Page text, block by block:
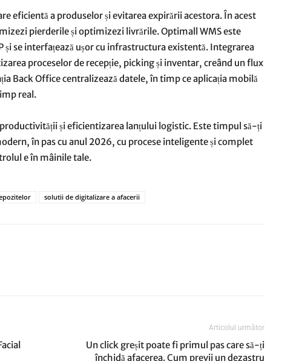
eficientă a produselor și evitarea expirării acestora. În acest
pierderile și optimizezi livrările. Optimall WMS este
și se interfațează ușor cu infrastructura existentă. Integrarea
proceselor de recepție, picking și inventar, creând un flux
Back Office centralizează datele, în timp ce aplicația mobilă
real.
și eficientizarea lanțului logistic. Este timpul să-ți
în pas cu anul 2026, cu procese inteligente și complet
e în mâinile tale.
solutii de digitalizare a afacerii
Articolul următor
Un click greșit poate fi primul pas care să-ți
închidă afacerea. Cum previi un dezastru